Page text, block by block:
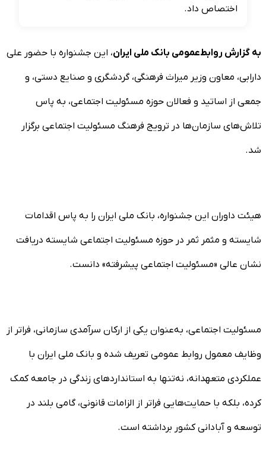
اختصاص داد.
به گزارش روابط‌عمومی بانک ملی ایران، این جشنواره با حضور علی
دارابی، معاون وزیر میراث فرهنگی، گردشگری و صنایع دستی، و
جمعی از اساتید و فعالان حوزه مسئولیت اجتماعی، به پاس
تلاش‌های سازمان‌ها در ترویج فرهنگ مسئولیت اجتماعی برگزار
شد.
هیئت داوران این جشنواره، بانک ملی ایران را به پاس اقدامات
شایسته و مثمر ثمر در حوزه مسئولیت اجتماعی شایسته دریافت
نشان عالی «مسئولیت اجتماعی پیشرفته» دانست.
مسئولیت اجتماعی، به‌عنوان یکی از ارکان سرآمدی سازمانی، فراتر از
وظایف معمول روابط عمومی تعریف شده و بانک ملی ایران با
عملکردی متعهدانه، نه‌تنها به استانداردهای زندگی در جامعه کمک
کرده، بلکه با حمایت‌هایی فراتر از الزامات قانونی، گامی بلند در
توسعه و آبادانی کشور برداشته است.